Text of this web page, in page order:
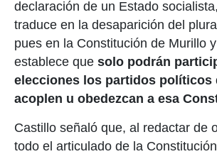
declaración de un Estado
traduce en la desaparición del
pues en la Constitución de Murillo
establece que solo podrán
elecciones los partidos políticos
acoplen u obedezcan a esa
Castillo señaló que, al redactar de
todo el articulado de la